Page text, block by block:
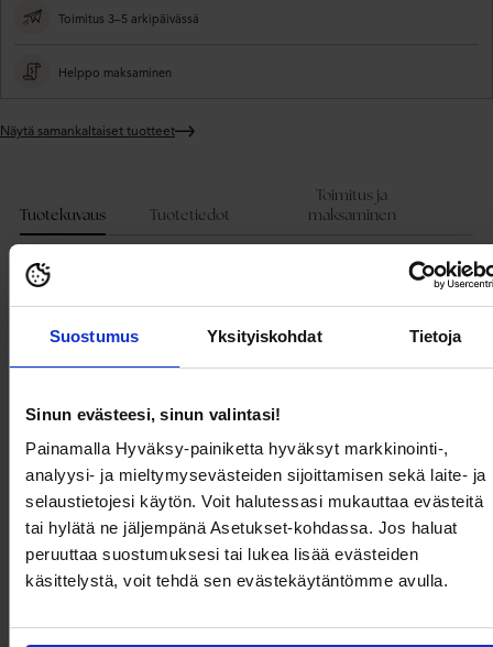
Suostumus Yksityiskohdat Tietoja
Sinun evästeesi, sinun valintasi!
Painamalla Hyväksy-painiketta hyväksyt markkinointi-,
analyysi- ja mieltymysevästeiden sijoittamisen sekä laite- ja
selaustietojesi käytön. Voit halutessasi mukauttaa evästeitä
tai hylätä ne jäljempänä Asetukset-kohdassa. Jos haluat
peruuttaa suostumuksesi tai lukea lisää evästeiden
käsittelystä, voit tehdä sen evästekäytäntömme avulla.
Toimitus 3–5 arkipäivässä
Helppo maksaminen
Näytä samankaltaiset tuotteet
Tuotekuvaus Tuotetiedot
Toimitus ja
maksaminen
Juhliin täydellisesti sopiva ihana mekko SELECTED FEMME-tuotemerkiltä.
- Pyöristetty kaula-aukko
- Suora istuvuus
- Nappi kaulassa
Tuotekuvaus
Juhliin täydellisesti sopiva ihana mekko SELECTED FEMME-tuotemerkiltä.
- Joustava, pehmeä laatu
- Pyöristetty kaula-aukko
- Suora istuvuus